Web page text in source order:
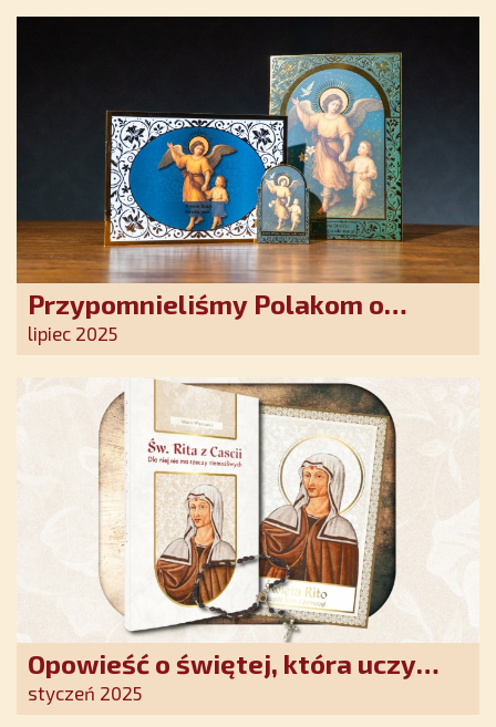
Przypomnieliśmy Polakom o
obecności Anioła Stróża!
lipiec 2025
Opowieść o świętej, która uczy
szczerego oddania się Bogu.
styczeń 2025